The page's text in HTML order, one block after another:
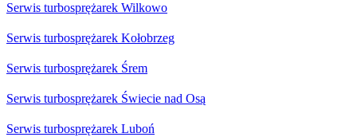
Serwis turbosprężarek Wilkowo
Serwis turbosprężarek Kołobrzeg
Serwis turbosprężarek Śrem
Serwis turbosprężarek Świecie nad Osą
Serwis turbosprężarek Luboń